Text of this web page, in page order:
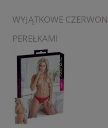
WYJĄTKOWE
PEREŁKAMI